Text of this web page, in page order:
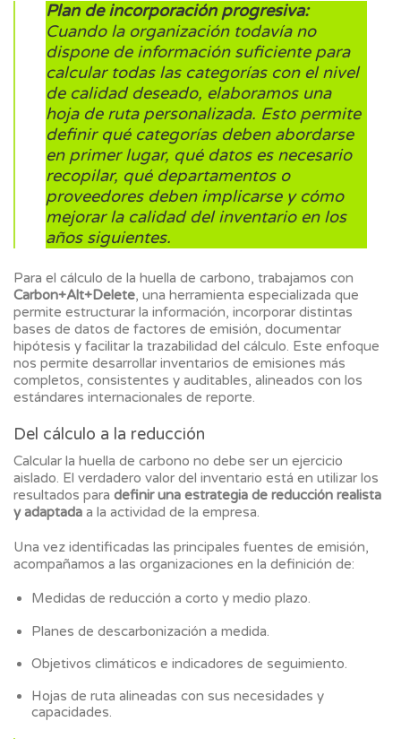
Plan de incorporación progresiva:
Cuando la organización todavía no
dispone de información suficiente para
calcular todas las categorías con el nivel
de calidad deseado, elaboramos una
hoja de ruta personalizada. Esto permite
definir qué categorías deben abordarse
en primer lugar, qué datos es necesario
recopilar, qué departamentos o
proveedores deben implicarse y cómo
mejorar la calidad del inventario en los
años siguientes.
Para el cálculo de la huella de carbono, trabajamos con
Carbon+Alt+Delete, una herramienta especializada que
permite estructurar la información, incorporar distintas
bases de datos de factores de emisión, documentar
hipótesis y facilitar la trazabilidad del cálculo. Este enfoque
nos permite desarrollar inventarios de emisiones más
completos, consistentes y auditables, alineados con los
estándares internacionales de reporte.
Del cálculo a la reducción
Calcular la huella de carbono no debe ser un ejercicio
aislado. El verdadero valor del inventario está en utilizar los
resultados para definir una estrategia de reducción realista
y adaptada a la actividad de la empresa.
Una vez identificadas las principales fuentes de emisión,
acompañamos a las organizaciones en la definición de:
Medidas de reducción a corto y medio plazo.
Planes de descarbonización a medida.
Objetivos climáticos e indicadores de seguimiento.
Hojas de ruta alineadas con sus necesidades y
capacidades.